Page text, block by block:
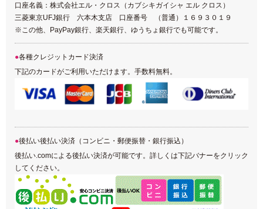
口座名義：株式会社エル・クロス（カブシキガイシャ エル クロス）
三菱東京UFJ銀行 六本木支店 口座番号 （普通）１６９３０１９
※この他、PayPay銀行、楽天銀行、ゆうちょ銀行でも可能です。
各種クレジットカード決済
下記のカードがご利用いただけます。手数料無料。
後払い後払い決済（コンビニ・郵便振替・銀行振込）
後払い.comによる後払い決済が可能です。詳しくは下記バナーをクリック
してください。